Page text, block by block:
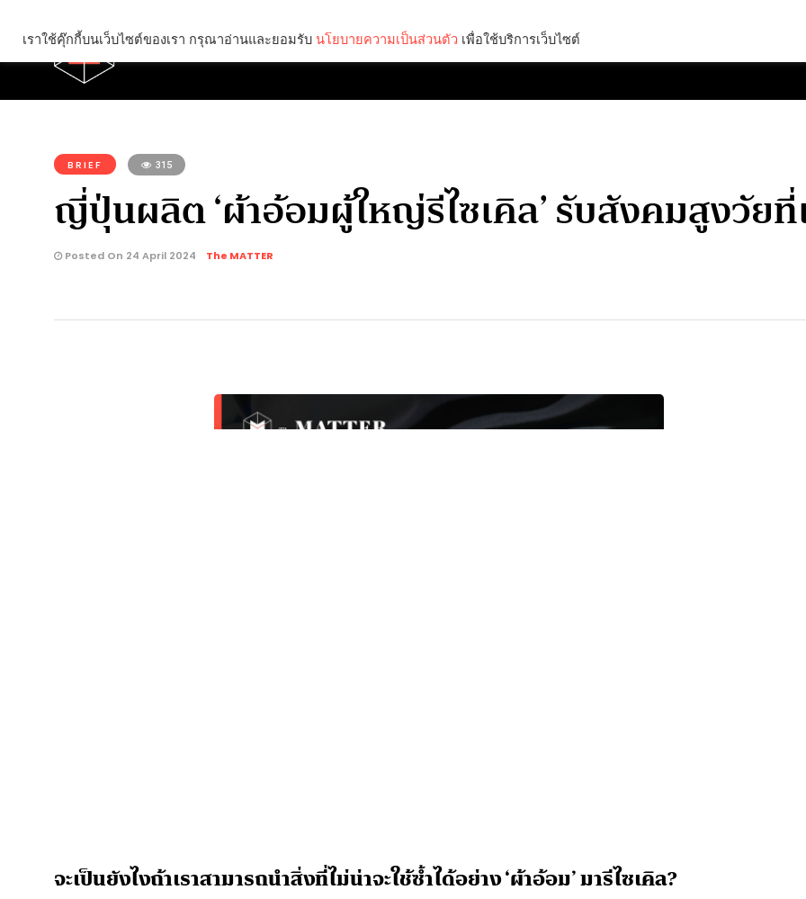
BRIEF 315
ญี่ปุ่นผลิต ‘ผ้าอ้อมผู้ใหญ่รีไซเคิล’ รับสังคมสูงวัย
Posted On 24 April 2024 The MATTER
จะเป็นยังไงถ้าเราสามารถนำสิ่งที่ไม่น่าจะใช้ซ้ำได้อย่าง ‘ผ้าอ้อม’ มารีไซเคิล?
เราใช้คุ๊กกี้บนเว็บไซต์ของเรา กรุณาอ่านและยอมรับ นโยบายความเป็นส่วนตัว เพื่อใช้บริการเว็บไซต์